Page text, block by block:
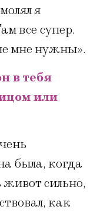
я
все супер.
мне нужны».
в тебя
или
была, когда
сильно,
как